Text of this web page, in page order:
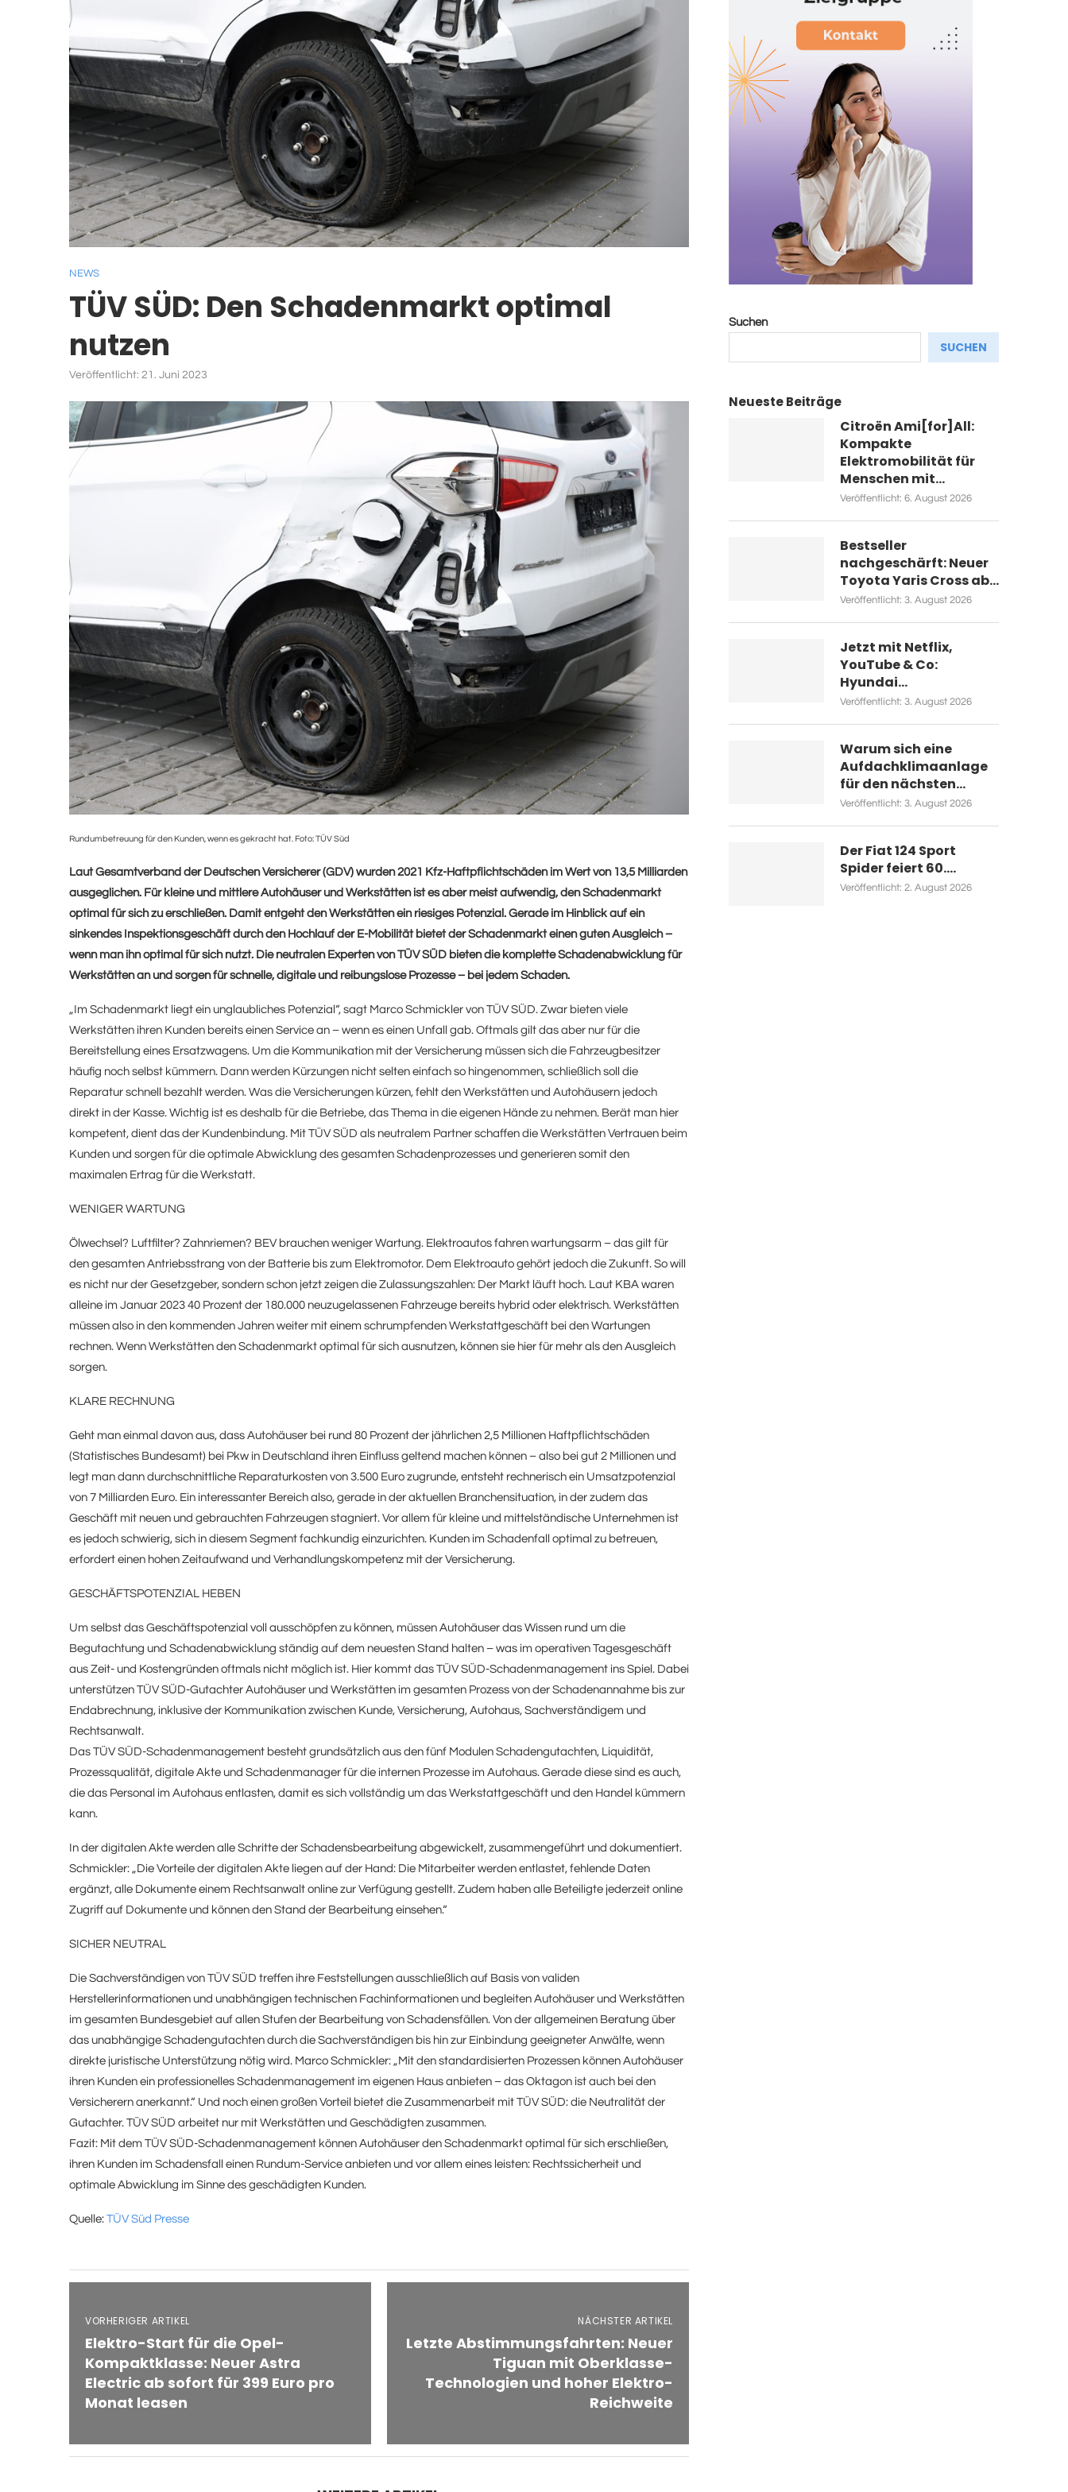
NEWS
TÜV SÜD: Den Schadenmarkt optimal
nutzen
Veröffentlicht: 21. Juni 2023
Rundumbetreuung für den Kunden, wenn es gekracht hat. Foto: TÜV Süd
Laut Gesamtverband der Deutschen Versicherer (GDV) wurden 2021 Kfz-Haftpflichtschäden im Wert von 13,5 Milliarden
ausgeglichen. Für kleine und mittlere Autohäuser und Werkstätten ist es aber meist aufwendig, den Schadenmarkt
optimal für sich zu erschließen. Damit entgeht den Werkstätten ein riesiges Potenzial. Gerade im Hinblick auf ein
sinkendes Inspektionsgeschäft durch den Hochlauf der E-Mobilität bietet der Schadenmarkt einen guten Ausgleich –
wenn man ihn optimal für sich nutzt. Die neutralen Experten von TÜV SÜD bieten die komplette Schadenabwicklung für
Werkstätten an und sorgen für schnelle, digitale und reibungslose Prozesse – bei jedem Schaden.
„Im Schadenmarkt liegt ein unglaubliches Potenzial“, sagt Marco Schmickler von TÜV SÜD. Zwar bieten viele
Werkstätten ihren Kunden bereits einen Service an – wenn es einen Unfall gab. Oftmals gilt das aber nur für die
Bereitstellung eines Ersatzwagens. Um die Kommunikation mit der Versicherung müssen sich die Fahrzeugbesitzer
häufig noch selbst kümmern. Dann werden Kürzungen nicht selten einfach so hingenommen, schließlich soll die
Reparatur schnell bezahlt werden. Was die Versicherungen kürzen, fehlt den Werkstätten und Autohäusern jedoch
direkt in der Kasse. Wichtig ist es deshalb für die Betriebe, das Thema in die eigenen Hände zu nehmen. Berät man hier
kompetent, dient das der Kundenbindung. Mit TÜV SÜD als neutralem Partner schaffen die Werkstätten Vertrauen beim
Kunden und sorgen für die optimale Abwicklung des gesamten Schadenprozesses und generieren somit den
maximalen Ertrag für die Werkstatt.
WENIGER WARTUNG
Ölwechsel? Luftfilter? Zahnriemen? BEV brauchen weniger Wartung. Elektroautos fahren wartungsarm – das gilt für
den gesamten Antriebsstrang von der Batterie bis zum Elektromotor. Dem Elektroauto gehört jedoch die Zukunft. So will
es nicht nur der Gesetzgeber, sondern schon jetzt zeigen die Zulassungszahlen: Der Markt läuft hoch. Laut KBA waren
alleine im Januar 2023 40 Prozent der 180.000 neuzugelassenen Fahrzeuge bereits hybrid oder elektrisch. Werkstätten
müssen also in den kommenden Jahren weiter mit einem schrumpfenden Werkstattgeschäft bei den Wartungen
rechnen. Wenn Werkstätten den Schadenmarkt optimal für sich ausnutzen, können sie hier für mehr als den Ausgleich
sorgen.
KLARE RECHNUNG
Geht man einmal davon aus, dass Autohäuser bei rund 80 Prozent der jährlichen 2,5 Millionen Haftpflichtschäden
(Statistisches Bundesamt) bei Pkw in Deutschland ihren Einfluss geltend machen können – also bei gut 2 Millionen und
legt man dann durchschnittliche Reparaturkosten von 3.500 Euro zugrunde, entsteht rechnerisch ein Umsatzpotenzial
von 7 Milliarden Euro. Ein interessanter Bereich also, gerade in der aktuellen Branchensituation, in der zudem das
Geschäft mit neuen und gebrauchten Fahrzeugen stagniert. Vor allem für kleine und mittelständische Unternehmen ist
es jedoch schwierig, sich in diesem Segment fachkundig einzurichten. Kunden im Schadenfall optimal zu betreuen,
erfordert einen hohen Zeitaufwand und Verhandlungskompetenz mit der Versicherung.
GESCHÄFTSPOTENZIAL HEBEN
Um selbst das Geschäftspotenzial voll ausschöpfen zu können, müssen Autohäuser das Wissen rund um die
Begutachtung und Schadenabwicklung ständig auf dem neuesten Stand halten – was im operativen Tagesgeschäft
aus Zeit- und Kostengründen oftmals nicht möglich ist. Hier kommt das TÜV SÜD-Schadenmanagement ins Spiel. Dabei
unterstützen TÜV SÜD-Gutachter Autohäuser und Werkstätten im gesamten Prozess von der Schadenannahme bis zur
Endabrechnung, inklusive der Kommunikation zwischen Kunde, Versicherung, Autohaus, Sachverständigem und
Rechtsanwalt.
Das TÜV SÜD-Schadenmanagement besteht grundsätzlich aus den fünf Modulen Schadengutachten, Liquidität,
Prozessqualität, digitale Akte und Schadenmanager für die internen Prozesse im Autohaus. Gerade diese sind es auch,
die das Personal im Autohaus entlasten, damit es sich vollständig um das Werkstattgeschäft und den Handel kümmern
kann.
In der digitalen Akte werden alle Schritte der Schadensbearbeitung abgewickelt, zusammengeführt und dokumentiert.
Schmickler: „Die Vorteile der digitalen Akte liegen auf der Hand: Die Mitarbeiter werden entlastet, fehlende Daten
ergänzt, alle Dokumente einem Rechtsanwalt online zur Verfügung gestellt. Zudem haben alle Beteiligte jederzeit online
Zugriff auf Dokumente und können den Stand der Bearbeitung einsehen.“
SICHER NEUTRAL
Die Sachverständigen von TÜV SÜD treffen ihre Feststellungen ausschließlich auf Basis von validen
Herstellerinformationen und unabhängigen technischen Fachinformationen und begleiten Autohäuser und Werkstätten
im gesamten Bundesgebiet auf allen Stufen der Bearbeitung von Schadensfällen. Von der allgemeinen Beratung über
das unabhängige Schadengutachten durch die Sachverständigen bis hin zur Einbindung geeigneter Anwälte, wenn
direkte juristische Unterstützung nötig wird. Marco Schmickler: „Mit den standardisierten Prozessen können Autohäuser
ihren Kunden ein professionelles Schadenmanagement im eigenen Haus anbieten – das Oktagon ist auch bei den
Versicherern anerkannt.“ Und noch einen großen Vorteil bietet die Zusammenarbeit mit TÜV SÜD: die Neutralität der
Gutachter. TÜV SÜD arbeitet nur mit Werkstätten und Geschädigten zusammen.
Fazit: Mit dem TÜV SÜD-Schadenmanagement können Autohäuser den Schadenmarkt optimal für sich erschließen,
ihren Kunden im Schadensfall einen Rundum-Service anbieten und vor allem eines leisten: Rechtssicherheit und
optimale Abwicklung im Sinne des geschädigten Kunden.
Quelle: TÜV Süd Presse
VORHERIGER ARTIKEL
Elektro-Start für die Opel-
Kompaktklasse: Neuer Astra
Electric ab sofort für 399 Euro pro
Monat leasen
NÄCHSTER ARTIKEL
Letzte Abstimmungsfahrten: Neuer
Tiguan mit Oberklasse-
Technologien und hoher Elektro-
Reichweite
Suchen
SUCHEN
Neueste Beiträge
Citroën Ami[for]All:
Kompakte
Elektromobilität für
Menschen mit...
Veröffentlicht: 6. August 2026
Bestseller
nachgeschärft: Neuer
Toyota Yaris Cross ab...
Veröffentlicht: 3. August 2026
Jetzt mit Netflix,
YouTube & Co:
Hyundai...
Veröffentlicht: 3. August 2026
Warum sich eine
Aufdachklimaanlage
für den nächsten...
Veröffentlicht: 3. August 2026
Der Fiat 124 Sport
Spider feiert 60....
Veröffentlicht: 2. August 2026